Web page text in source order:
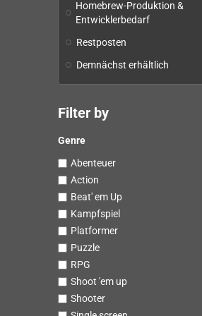
Homebrew-Produktion &
Entwicklerbedarf
Restposten
Demnächst erhältlich
Filter by
Genre
Abenteuer
Action
Beat' em Up
Kampfspiel
Platformer
Puzzle
RPG
Shoot 'em up
Shooter